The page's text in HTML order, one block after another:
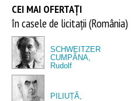
CEI MAI OFERTAȚI
în casele de licitații (România)
SCHWEITZER
CUMPĂNA,
Rudolf
PILIUȚĂ,